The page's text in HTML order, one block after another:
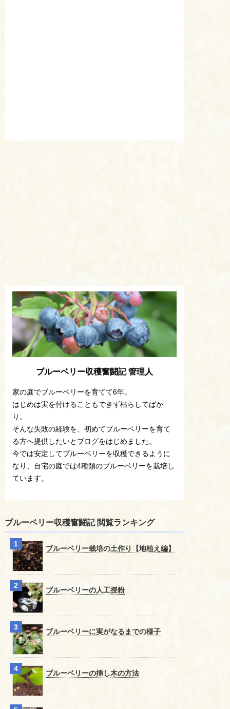
ブルーベリー収穫奮闘記 管理人
家の庭でブルーベリーを育てて6年。
はじめは実を付けることもできず枯らしてばか
り。
そんな失敗の経験を、初めてブルーベリーを育て
る方へ提供したいとブログをはじめました。
今では安定してブルーベリーを収穫できるように
なり、自宅の庭では4種類のブルーベリーを栽培し
ています。
ブルーベリー収穫奮闘記 閲覧ランキング
ブルーベリー栽培の土作り【地植え編】
ブルーベリーの人工授粉
ブルーベリーに実がなるまでの様子
ブルーベリーの挿し木の方法